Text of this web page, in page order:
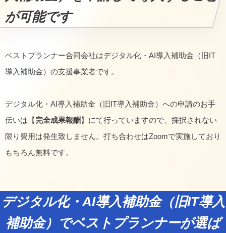
が可能です
ベストプランナー合同会社はデジタル化・AI導入補助金（旧IT
導入補助金）の支援事業者です。
デジタル化・AI導入補助金（旧IT導入補助金）への申請のお手
伝いは【完全成果報酬 】にて行っていますので、採択されない
限り費用は発生致しません。打ち合わせはZoomで実施しており
もちろん無料です。
デジタル化・AI導入補助金（旧IT導入
補助金）でベストプランナーが選ば